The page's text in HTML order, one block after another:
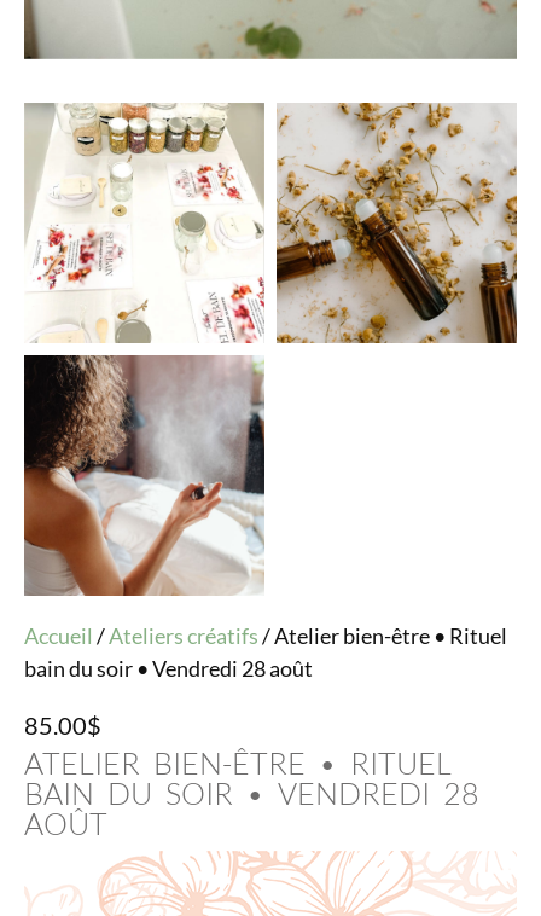
Accueil /Ateliers créatifs/ Atelier bien-être • Rituel
bain du soir • Vendredi 28 août
85.00$
ATELIER BIEN-ÊTRE • RITUEL
BAIN DU SOIR • VENDREDI 28
AOÛT